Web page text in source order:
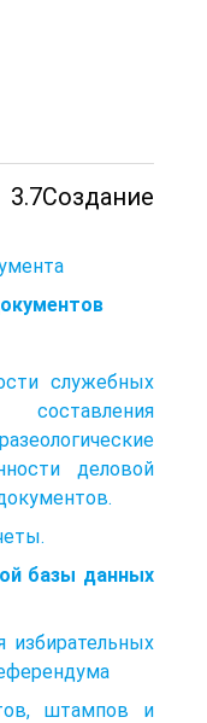
служебных
деловой
базы данных
избирательных
штампов и